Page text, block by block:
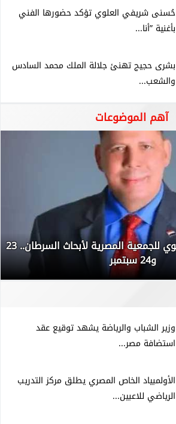
حُسنى شريفي العلوي تؤكد حضورها الفني
بأغنية ”أنا...
بشرى حجيج تهنئ جلالة الملك محمد السادس
والشعب...
آهم الموضوعات
انطلاق المؤتمر السنوي للجمعية المصرية لأبحاث السرطان.. 23
و24 سبتمبر
وزير الشباب والرياضة يشهد توقيع عقد
استضافة مصر...
الأولمبياد الخاص المصري يطلق مركز التدريب
الرياضي للاعبين...